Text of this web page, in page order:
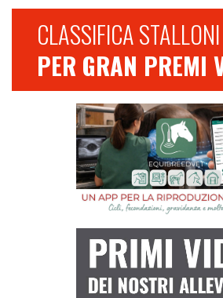
CLASSIFICA STALLONI
PER GRAN PREMI